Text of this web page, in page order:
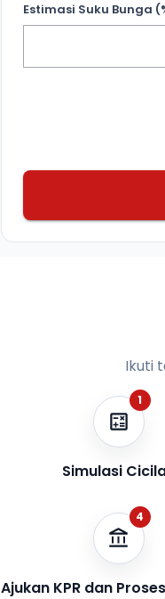
Estimasi Suku Bunga
Ikuti
1
Simulasi
4
Ajukan KPR dan